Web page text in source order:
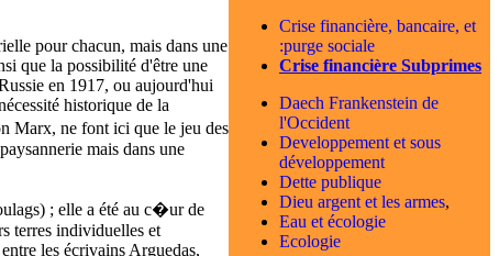
Crise financière, bancaire, et
:purge sociale
Crise financière Subprimes
Daech Frankenstein de
l'Occident
Developpement et sous
développement
Dette publique
Dieu argent et les armes,
Eau et écologie
Ecologie
pour chacun, mais dans une
que la possibilité d'être une
en 1917, ou aujourd'hui
historique de la
Marx, ne font ici que le jeu des
mais dans une
; elle a été au c�ur de
terres individuelles et
les écrivains Arguedas,